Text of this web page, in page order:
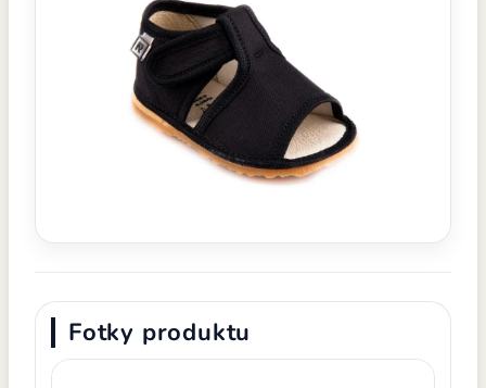
Fotky produktu